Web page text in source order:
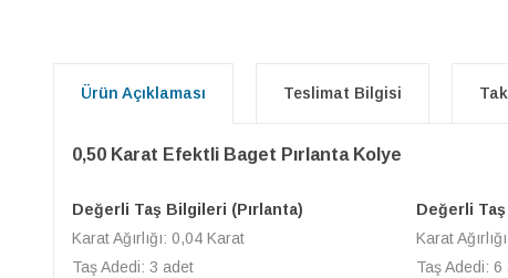
Ürün Açıklaması Teslimat Bilgisi
0,50 Karat Efektli Baget Pırlanta Kolye
Değerli Taş Bilgileri (Pırlanta)
Karat Ağırlığı: 0,04 Karat
Taş Adedi: 3 adet
Değerli
Karat
Taş Adedi: 6